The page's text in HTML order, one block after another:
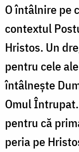
O întâlnire pe
contextul
Hristos. Un
pentru cele
întâlnește
Omul
pentru că
peria pe